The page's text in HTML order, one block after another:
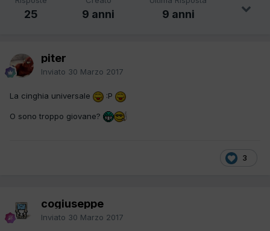
25 9 anni 9 anni
piter
Inviato 30 Marzo 2017
La cinghia universale :P
O sono troppo giovane?
3
cogiuseppe
Inviato 30 Marzo 2017